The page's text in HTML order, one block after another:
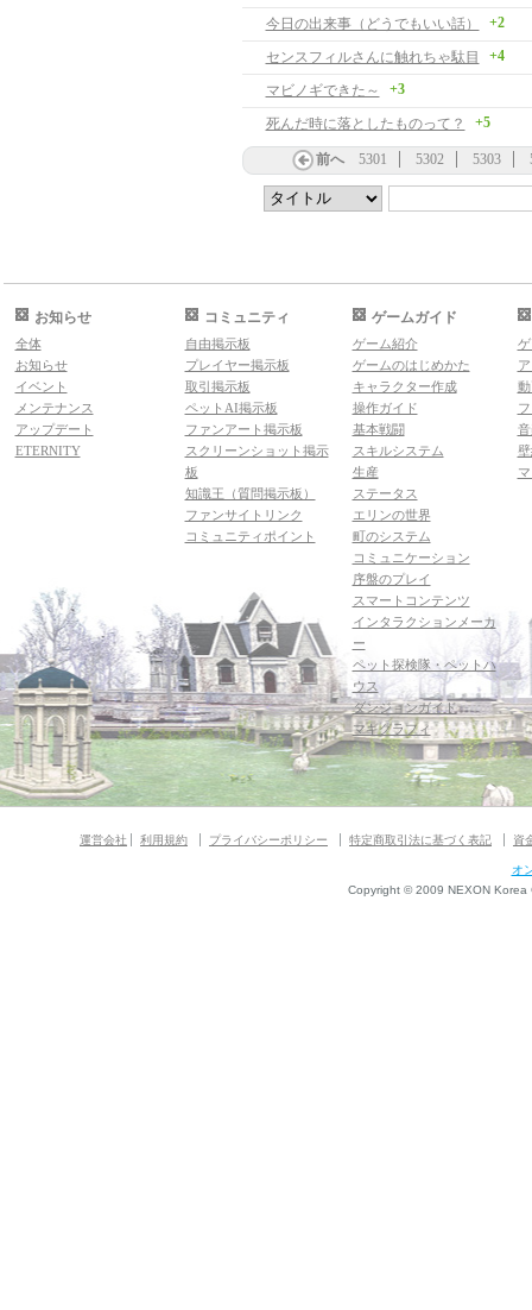
今日の出来事（どうでもいい話） +2
センスフィルさんに触れちゃ駄目 +4
マビノギできた～ +3
死んだ時に落としたものって？ +5
前へ 5301 5302 5303
お知らせ
全体
お知らせ
イベント
メンテナンス
アップデート
ETERNITY
コミュニティ
自由掲示板
プレイヤー掲示板
取引掲示板
ペットAI掲示板
ファンアート掲示板
スクリーンショット掲示
板
知識王（質問掲示板）
ファンサイトリンク
コミュニティポイント
ゲームガイド
ゲーム紹介
ゲームのはじめかた
キャラクター作成
操作ガイド
基本戦闘
スキルシステム
生産
ステータス
エリンの世界
町のシステム
コミュニケーション
序盤のプレイ
スマートコンテンツ
インタラクションメーカ
ー
ペット探検隊・ペットハ
ウス
ダンジョンガイド
マギグラフィ
運営会社 利用規約 プライバシーポリシー 特定商取引法に基づく表記 資
オ
Copyright © 2009 NEXON Korea